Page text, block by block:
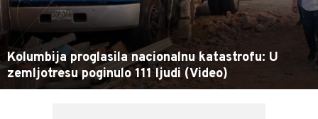
Kolumbija proglasila nacionalnu katastrofu: U
zemljotresu poginulo 111 ljudi (Video)